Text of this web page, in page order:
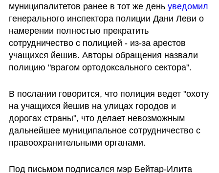
муниципалитетов ранее в тот же день
генерального инспектора полиции Дани Леви о
намерении полностью прекратить
сотрудничество с полицией - из-за арестов
учащихся йешив. Авторы обращения назвали
полицию "врагом ортодоксального сектора".
В послании говорится, что полиция ведет "охоту
на учащихся йешив на улицах городов и
дорогах страны", что делает невозможным
дальнейшее муниципальное сотрудничество с
правоохранительными органами.
Под письмом подписался мэр Бейтар-Илита